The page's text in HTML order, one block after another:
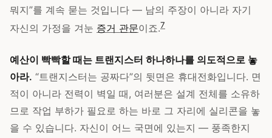
뭐지”를 계속 묻는 것입니다 — 남의 주장이 아니라 자기
자신의 가정을 겨눈 증거 관문이죠.7
예산이 빡빡할 때는 트랜지스터 하나하나를 의도적으로 놓
아라. “트랜지스터는 공짜다”의 뒷면은 휴대전화입니다. 면
적이 아니라 전력이 벽일 때, 여러분은 설계 전체를 소유하
므로 작업 부하가 필요로 하는 바로 그 자리에 실리콘을 놓
을 수 있습니다. 자신이 어느 국면에 있는지 — 풍족한지